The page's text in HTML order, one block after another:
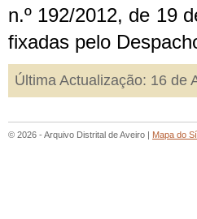
n.º 192/2012, de 19
fixadas pelo
Última Actualização: 16 de
© 2026 - Arquivo Distrital de Aveiro | Mapa do